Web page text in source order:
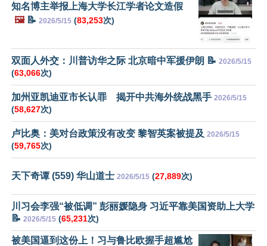
知名博主举报上海大学长江学者论文造假
🖼️📝 2026/5/15 (83,253次)
双面人外交：川普访华之际 北京暗中军援伊朗 📝 2026/5/15
(63,066次)
加州亚凯迪亚市长认罪 揭开中共海外统战黑手 2026/5/15
(58,627次)
卢比奥：美对台政策没有改变 黎智英案被提及 2026/5/15
(59,765次)
天下奇谭 (559) 华山道士 2026/5/15 (27,889次)
川习会李强“被低调” 彭丽媛隐身 习近平靠美国资助上大学
📝 2026/5/15 (65,231次)
被美国逼到这份上！习与鲁比欧握手超尴尬